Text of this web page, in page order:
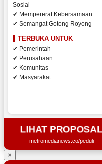
Sosial
✔ Mempererat Kebersamaan
✔ Semangat Gotong Royong
TERBUKA UNTUK
✔ Pemerintah
✔ Perusahaan
✔ Komunitas
✔ Masyarakat
LIHAT PROPOSAL
metromedianews.co/peduli
×